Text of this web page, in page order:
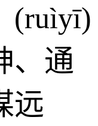
(ruìyī)
、通
远